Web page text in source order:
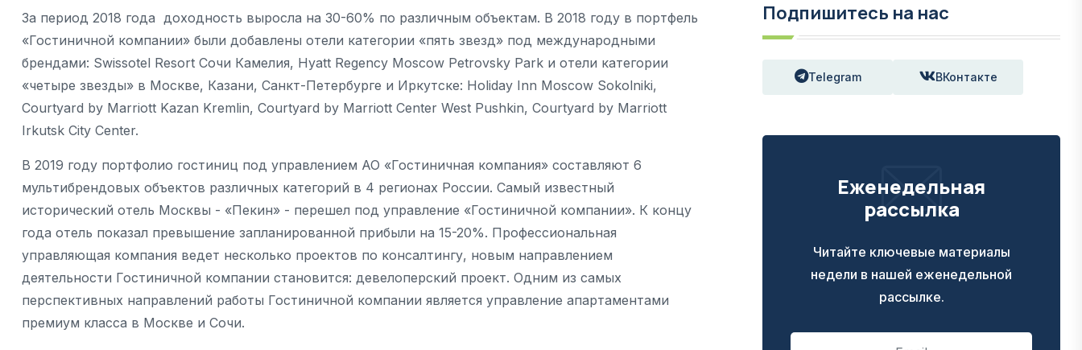
За период 2018 года доходность выросла на 30-60% по различным объектам. В 2018 году в портфель
«Гостиничной компании» были добавлены отели категории «пять звезд» под международными
брендами: Swissotel Resort Сочи Камелия, Hyatt Regency Moscow Petrovsky Park и отели категории
«четыре звезды» в Москве, Казани, Санкт-Петербурге и Иркутске: Holiday Inn Moscow Sokolniki,
Courtyard by Marriott Kazan Kremlin, Courtyard by Marriott Center West Pushkin, Courtyard by Marriott
Irkutsk City Center.
В 2019 году портфолио гостиниц под управлением АО «Гостиничная компания» составляют 6
мультибрендовых объектов различных категорий в 4 регионах России. Самый известный
исторический отель Москвы - «Пекин» - перешел под управление «Гостиничной компании». К концу
года отель показал превышение запланированной прибыли на 15-20%. Профессиональная
управляющая компания ведет несколько проектов по консалтингу, новым направлением
деятельности Гостиничной компании становится: девелоперский проект. Одним из самых
перспективных направлений работы Гостиничной компании является управление апартаментами
премиум класса в Москве и Сочи.
Подпишитесь на нас
Telegram ВКонтакте
Еженедельная
рассылка
Читайте ключевые материалы
недели в нашей еженедельной
рассылке.